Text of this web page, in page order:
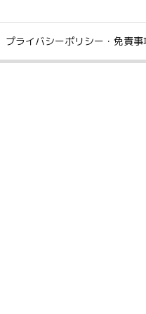
プライバシーポリシー・免責事